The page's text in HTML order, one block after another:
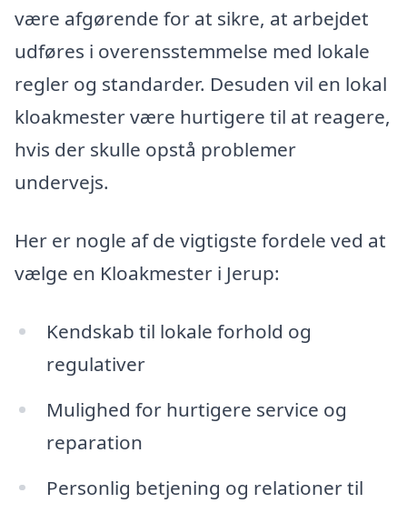
være afgørende for at sikre, at arbejdet
udføres i overensstemmelse med lokale
regler og standarder. Desuden vil en lokal
kloakmester være hurtigere til at reagere,
hvis der skulle opstå problemer
undervejs.
Her er nogle af de vigtigste fordele ved at
vælge en Kloakmester i Jerup:
Kendskab til lokale forhold og
regulativer
Mulighed for hurtigere service og
reparation
Personlig betjening og relationer til